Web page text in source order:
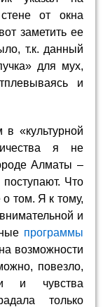
от окна
заметить ее
т.к. данный
для мух,
и
«культурной
я не
Алматы –
Что
том. Я к тому,
и
программы
возможности
повезло,
и чувства
только